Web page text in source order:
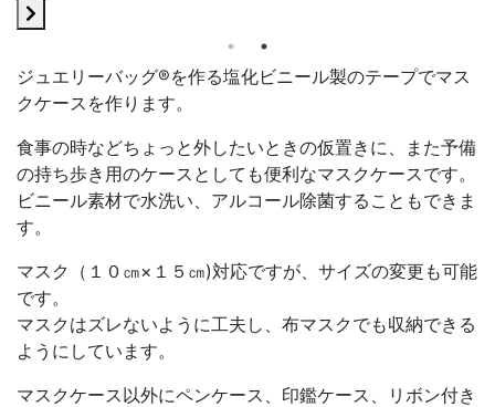
ジュエリーバッグ®を作る塩化ビニール製のテープでマス
クケースを作ります。
食事の時などちょっと外したいときの仮置きに、また予備
の持ち歩き用のケースとしても便利なマスクケースです。
ビニール素材で水洗い、アルコール除菌することもできま
す。
マスク（１０㎝×１５㎝)対応ですが、サイズの変更も可能
です。
マスクはズレないように工夫し、布マスクでも収納できる
ようにしています。
マスクケース以外にペンケース、印鑑ケース、リボン付き